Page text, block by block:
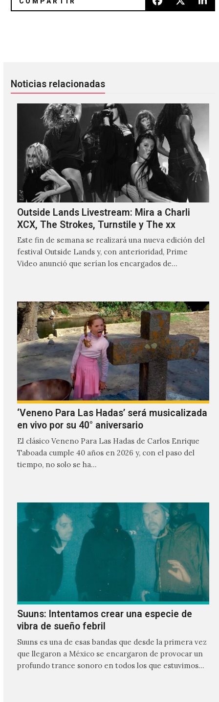
Noticias relacionadas
Outside Lands Livestream: Mira a Charli
XCX, The Strokes, Turnstile y The xx
Este fin de semana se realizará una nueva edición del
festival Outside Lands y, con anterioridad, Prime
Video anunció que serían los encargados de
‘Veneno Para Las Hadas’ será musicalizada
en vivo por su 40° aniversario
El clásico Veneno Para Las Hadas de Carlos Enrique
Taboada cumple 40 años en 2026 y, con el paso del
tiempo, no solo se ha…
Suuns: Intentamos crear una especie de
vibra de sueño febril
Suuns es una de esas bandas que desde la primera vez
que llegaron a México se encargaron de provocar un
profundo trance sonoro en todos los que estuvimos